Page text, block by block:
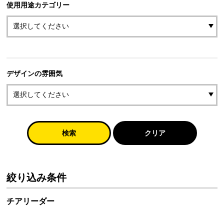
使用用途カテゴリー
デザインの雰囲気
検索 クリア
絞り込み条件
チアリーダー